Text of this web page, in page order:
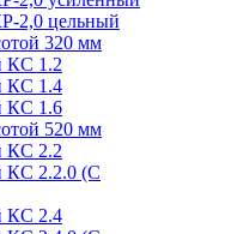
2,0 цельный
320 мм
КС 1.2
КС 1.4
КС 1.6
520 мм
КС 2.2
КС 2.2.0 (С
КС 2.4